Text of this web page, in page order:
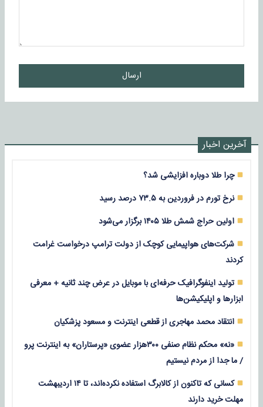
ارسال
آخرین اخبار
چرا طلا دوباره افزایشی شد؟
نرخ تورم در فروردین به ۷۳.۵ درصد رسید
اولین حراج شمش طلا ۱۴۰۵ برگزار می‌شود
شرکت‌های هواپیمایی کوچک از دولت ترامپ درخواست غرامت
کردند
تولید اینفوگرافیک حرفه‌ای با موبایل در عرض چند ثانیه + معرفی
ابزارها و اپلیکیشن‌ها
انتقاد محمد مهاجری از قطعی اینترنت و مسعود پزشکیان
«نه» محکم نظام صنفی ۳۰۰هزار عضوی «پرستاران» به اینترنت پرو
/ ما جدا از مردم نیستیم
کسانی که تاکنون از کالابرگ استفاده نکرده‌اند، تا ۱۴ اردیبهشت
مهلت خرید دارند